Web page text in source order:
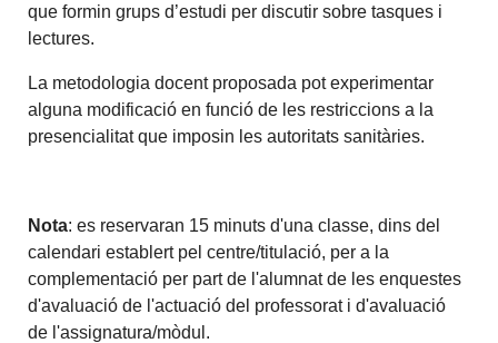
que formin grups d’estudi per discutir sobre tasques i
lectures.
La metodologia docent proposada pot experimentar
alguna modificació en funció de les restriccions a la
presencialitat que imposin les autoritats sanitàries.
Nota: es reservaran 15 minuts d'una classe, dins del
calendari establert pel centre/titulació, per a la
complementació per part de l'alumnat de les enquestes
d'avaluació de l'actuació del professorat i d'avaluació
de l'assignatura/mòdul.